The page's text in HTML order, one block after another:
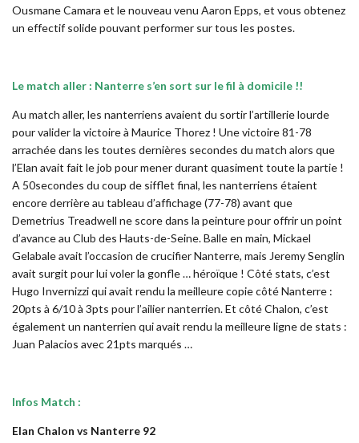
Ousmane Camara et le nouveau venu Aaron Epps, et vous obtenez
un effectif solide pouvant performer sur tous les postes.
Le match aller : Nanterre s’en sort sur le fil à domicile !!
Au match aller, les nanterriens avaient du sortir l’artillerie lourde
pour valider la victoire à Maurice Thorez ! Une victoire 81-78
arrachée dans les toutes dernières secondes du match alors que
l’Elan avait fait le job pour mener durant quasiment toute la partie !
A 50secondes du coup de sifflet final, les nanterriens étaient
encore derrière au tableau d’affichage (77-78) avant que
Demetrius Treadwell ne score dans la peinture pour offrir un point
d’avance au Club des Hauts-de-Seine. Balle en main, Mickael
Gelabale avait l’occasion de crucifier Nanterre, mais Jeremy Senglin
avait surgit pour lui voler la gonfle … héroïque ! Côté stats, c’est
Hugo Invernizzi qui avait rendu la meilleure copie côté Nanterre :
20pts à 6/10 à 3pts pour l’ailier nanterrien. Et côté Chalon, c’est
également un nanterrien qui avait rendu la meilleure ligne de stats :
Juan Palacios avec 21pts marqués …
Infos Match :
Elan Chalon vs Nanterre 92